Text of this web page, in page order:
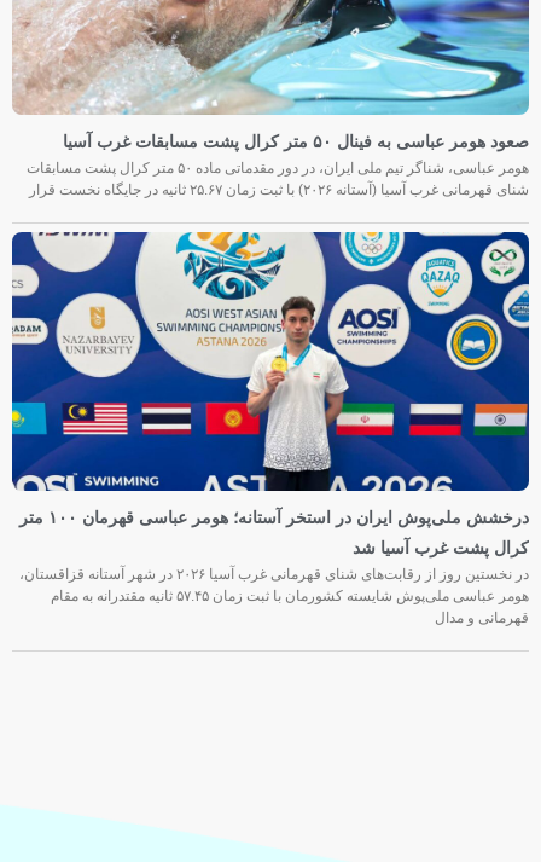
صعود هومر عباسی به فینال ۵۰ متر کرال پشت مسابقات غرب آسیا
هومر عباسی، شناگر تیم ملی ایران، در دور مقدماتی ماده ۵۰ متر کرال پشت مسابقات
شنای قهرمانی غرب آسیا (آستانه ۲۰۲۶) با ثبت زمان ۲۵.۶۷ ثانیه در جایگاه نخست قرار
درخشش ملی‌پوش ایران در استخر آستانه؛ هومر عباسی قهرمان ۱۰۰ متر
کرال پشت غرب آسیا شد
در نخستین روز از رقابت‌های شنای قهرمانی غرب آسیا ۲۰۲۶ در شهر آستانه قزاقستان،
هومر عباسی ملی‌پوش شایسته کشورمان با ثبت زمان ۵۷.۴۵ ثانیه مقتدرانه به مقام
قهرمانی و مدال